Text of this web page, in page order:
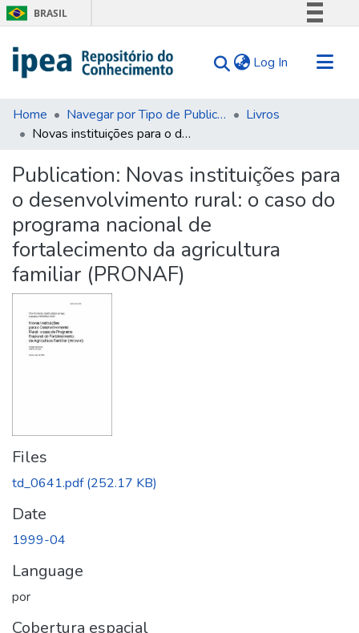
BRASIL
Comunica BR
Acesso à informação
Log In (current)
Communities & Collections
Search for
Statistics
Home Navegar por Tipo de Publicação
Livros
Novas instituições para o desenvolvimento rural: o caso do programa nacional de fortalecimento da agricultura familiar (PRONAF)
Publication: Novas instituições para
o desenvolvimento rural: o caso do
programa nacional de
fortalecimento da agricultura
familiar (PRONAF)
Files
td_0641.pdf(252.17 KB)
Date
1999-04
Language
por
Cobertura espacial